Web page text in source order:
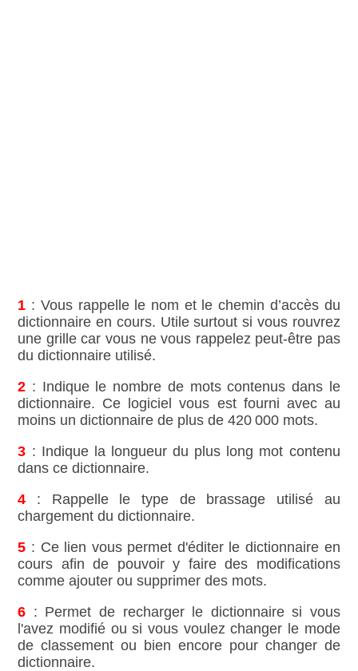
1 : Vous rappelle le nom et le chemin d’accès du
dictionnaire en cours. Utile surtout si vous rouvrez
une grille car vous ne vous rappelez peut‑être pas
du dictionnaire utilisé.
2 : Indique le nombre de mots contenus dans le
dictionnaire. Ce logiciel vous est fourni avec au
moins un dictionnaire de plus de 420 000 mots.
3 : Indique la longueur du plus long mot contenu
dans ce dictionnaire.
4 : Rappelle le type de brassage utilisé au
chargement du dictionnaire.
5 : Ce lien vous permet d'éditer le dictionnaire en
cours afin de pouvoir y faire des modifications
comme ajouter ou supprimer des mots.
6 : Permet de recharger le dictionnaire si vous
l'avez modifié ou si vous voulez changer le mode
de classement ou bien encore pour changer de
dictionnaire.